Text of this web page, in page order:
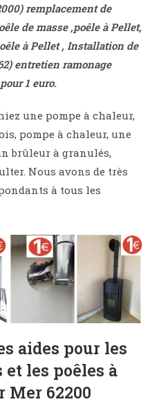
remplacement de
de masse ,poêle à Pellet,
à Pellet , Installation de
entretien ramonage
1 euro.
une pompe à chaleur,
pompe à chaleur, une
brûleur à granulés,
Nous avons de très
à tous les
aides pour les
les poêles à
Mer 62200